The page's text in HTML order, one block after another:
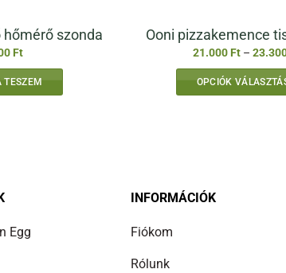
hőmérő szonda
Ft
TESZEM
Ooni pizzakemence
21.000 Ft –
OPCIÓK
Egg
INFORMÁCIÓK
Fiókom
Rólunk